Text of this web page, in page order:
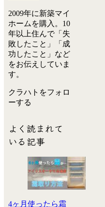
2009年に新築マイ
ホームを購入。10
年以上住んで「失
敗したこと」「成
功したこと」など
をお伝えしていま
す。
クラハトをフォロ
ーする
よく読まれて
いる記事
4ヶ月使ったら霜